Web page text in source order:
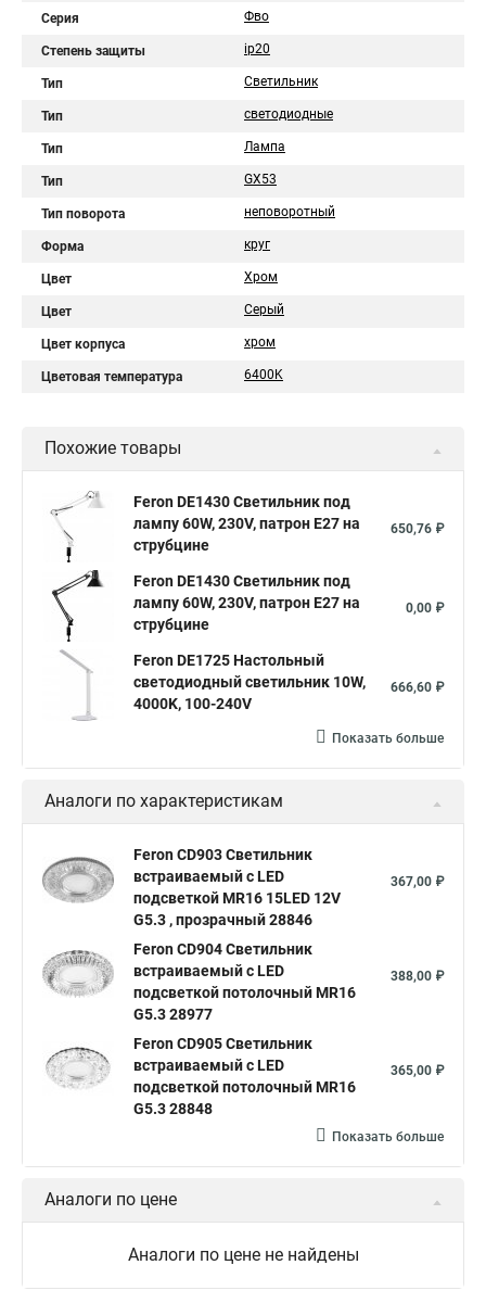
Серия Фво
Степень защиты ip20
Тип Светильник
Тип светодиодные
Тип Лампа
Тип GX53
Тип поворота неповоротный
Форма круг
Цвет Хром
Цвет Серый
Цвет корпуса хром
Цветовая температура 6400K
Похожие товары
Feron DE1430 Светильник под
лампу 60W, 230V, патрон E27 на
струбцине
650,76 ₽
Feron DE1430 Светильник под
лампу 60W, 230V, патрон E27 на
струбцине
0,00 ₽
Feron DE1725 Настольный
светодиодный светильник 10W,
4000K, 100-240V
666,60 ₽
Показать больше
Аналоги по характеристикам
Feron CD903 Светильник
встраиваемый с LED
подсветкой MR16 15LED 12V
G5.3 , прозрачный 28846
367,00 ₽
Feron CD904 Светильник
встраиваемый с LED
подсветкой потолочный MR16
G5.3 28977
388,00 ₽
Feron CD905 Светильник
встраиваемый с LED
подсветкой потолочный MR16
G5.3 28848
365,00 ₽
Показать больше
Аналоги по цене
Аналоги по цене не найдены